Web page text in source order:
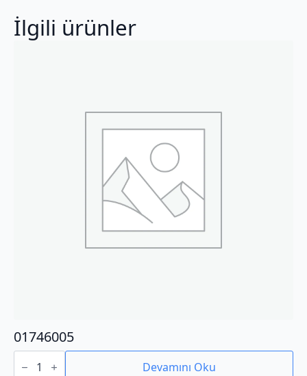
İlgili ürünler
01746005
01746005
adet Devamını Oku